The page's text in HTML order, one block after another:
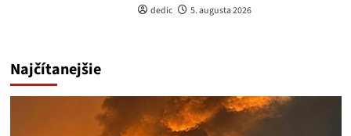
dedic 5. augusta 2026
Najčítanejšie